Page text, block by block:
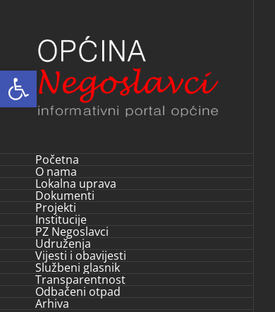
Open toolbar
Početna
O nama
Lokalna uprava
Dokumenti
Projekti
Institucije
PZ Negoslavci
Udruženja
Vijesti i obavijesti
Službeni glasnik
Transparentnost
Odbačeni otpad
Arhiva